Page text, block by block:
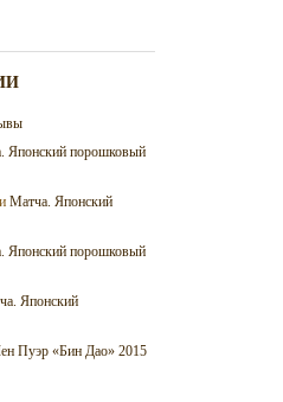
Японский порошковый
Матча. Японский
Японский порошковый
Японский
Пуэр «Бин Дао» 2015